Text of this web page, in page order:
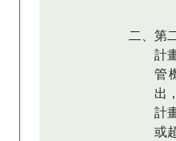
二、第
計
管
出
計
或